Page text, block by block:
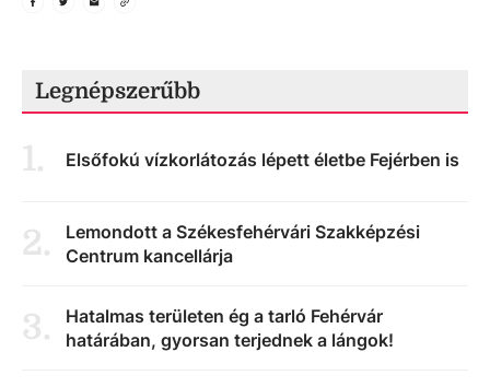
Legnépszerűbb
1. Elsőfokú vízkorlátozás lépett életbe Fejérben is
2.
Lemondott a Székesfehérvári Szakképzési
Centrum kancellárja
3.
Hatalmas területen ég a tarló Fehérvár
határában, gyorsan terjednek a lángok!